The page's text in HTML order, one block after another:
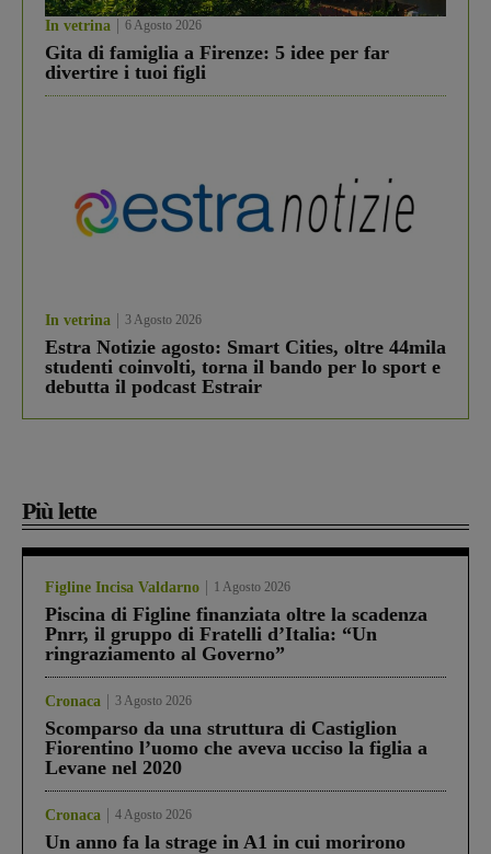
In vetrina 6 Agosto 2026
Gita di famiglia a Firenze: 5 idee per far
divertire i tuoi figli
In vetrina 3 Agosto 2026
Estra Notizie agosto: Smart Cities, oltre 44mila
studenti coinvolti, torna il bando per lo sport e
debutta il podcast Estrair
Più lette
Figline Incisa Valdarno 1 Agosto 2026
Piscina di Figline finanziata oltre la scadenza
Pnrr, il gruppo di Fratelli d’Italia: “Un
ringraziamento al Governo”
Cronaca 3 Agosto 2026
Scomparso da una struttura di Castiglion
Fiorentino l’uomo che aveva ucciso la figlia a
Levane nel 2020
Cronaca 4 Agosto 2026
Un anno fa la strage in A1 in cui morirono